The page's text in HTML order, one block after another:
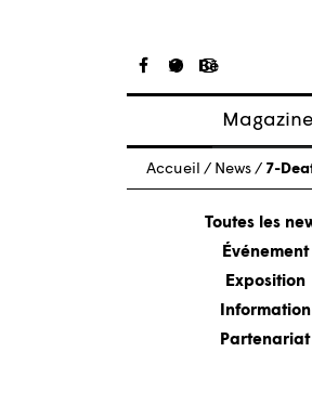
Magazine
Articles
À propos
Numéros
Accueil / News / 7-
Toutes les
Événement
Exposition
Information
Partenariat